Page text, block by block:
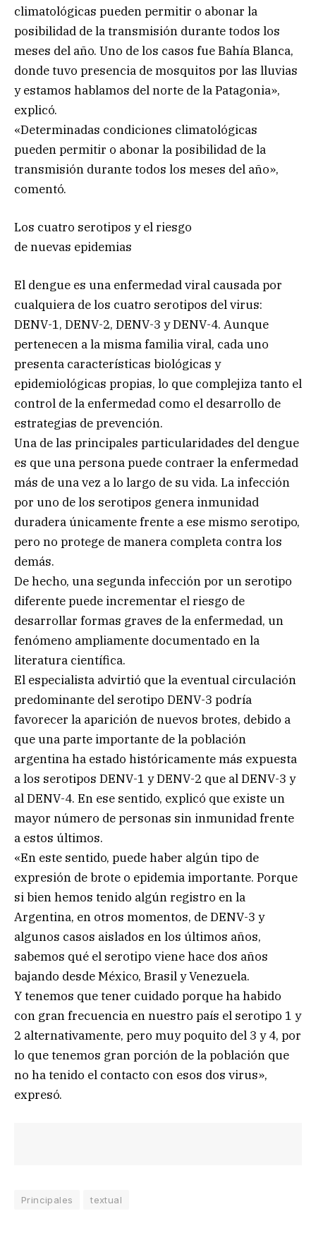
climatológicas pueden permitir o abonar la
posibilidad de la transmisión durante todos los
meses del año. Uno de los casos fue Bahía Blanca,
donde tuvo presencia de mosquitos por las lluvias
y estamos hablamos del norte de la Patagonia»,
explicó.
«Determinadas condiciones climatológicas
pueden permitir o abonar la posibilidad de la
transmisión durante todos los meses del año»,
comentó.
Los cuatro serotipos y el riesgo
de nuevas epidemias
El dengue es una enfermedad viral causada por
cualquiera de los cuatro serotipos del virus:
DENV-1, DENV-2, DENV-3 y DENV-4. Aunque
pertenecen a la misma familia viral, cada uno
presenta características biológicas y
epidemiológicas propias, lo que complejiza tanto el
control de la enfermedad como el desarrollo de
estrategias de prevención.
Una de las principales particularidades del dengue
es que una persona puede contraer la enfermedad
más de una vez a lo largo de su vida. La infección
por uno de los serotipos genera inmunidad
duradera únicamente frente a ese mismo serotipo,
pero no protege de manera completa contra los
demás.
De hecho, una segunda infección por un serotipo
diferente puede incrementar el riesgo de
desarrollar formas graves de la enfermedad, un
fenómeno ampliamente documentado en la
literatura científica.
El especialista advirtió que la eventual circulación
predominante del serotipo DENV-3 podría
favorecer la aparición de nuevos brotes, debido a
que una parte importante de la población
argentina ha estado históricamente más expuesta
a los serotipos DENV-1 y DENV-2 que al DENV-3 y
al DENV-4. En ese sentido, explicó que existe un
mayor número de personas sin inmunidad frente
a estos últimos.
«En este sentido, puede haber algún tipo de
expresión de brote o epidemia importante. Porque
si bien hemos tenido algún registro en la
Argentina, en otros momentos, de DENV-3 y
algunos casos aislados en los últimos años,
sabemos qué el serotipo viene hace dos años
bajando desde México, Brasil y Venezuela.
Y tenemos que tener cuidado porque ha habido
con gran frecuencia en nuestro país el serotipo 1 y
2 alternativamente, pero muy poquito del 3 y 4, por
lo que tenemos gran porción de la población que
no ha tenido el contacto con esos dos virus»,
expresó.
Principales textual